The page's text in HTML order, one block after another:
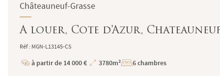
Châteauneuf-Grasse
A louer, Cote d'Azur,
Réf : MGN-L13145-CS
Prix
à partir de 14 000 €
Superficie
3780m² 6 chambres